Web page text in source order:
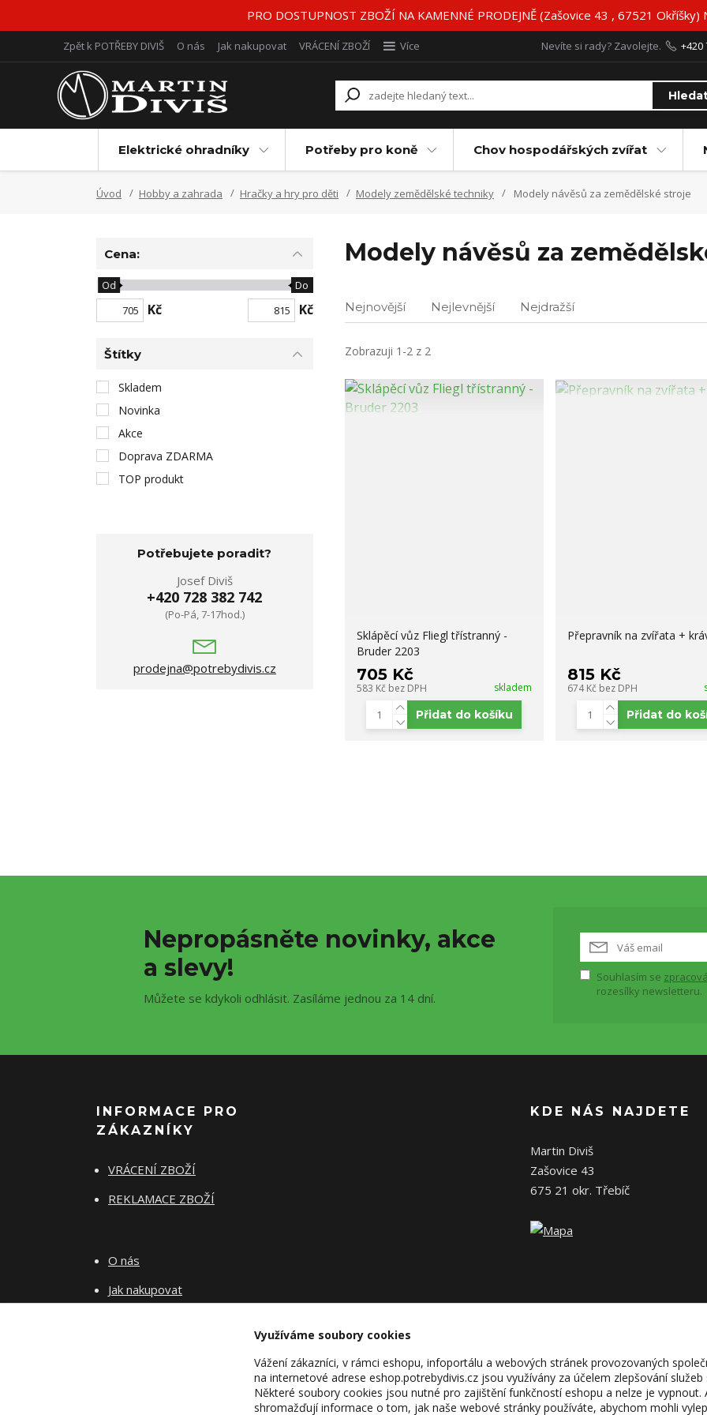
PRO DOSTUPNOST ZBOŽÍ NA KAMENNÉ PRODEJNĚ (Zašovice 43 , 67521 Okříšky)
Zpět k POTŘEBY DIVIŠ O nás Jak nakupovat VRÁCENÍ ZBOŽÍ Více Nevíte si rady? Zavolejte. +420
Elektrické ohradníky Potřeby pro koně Chov hospodářských zvířat
Úvod Hobby a zahrada Hračky a hry pro děti Modely zemědělské techniky Modely návěsů za zemědělské stroje
Modely návěsů za
Nejnovější Nejlevnější Nejdražší
Zobrazuji 1-2 z 2
Sklápěcí vůz Fliegl třístranný -
Bruder 2203
705 Kč
583 Kč bez DPH skladem
Přidat do košíku
Přepravník na zvířata +
815 Kč
674 Kč bez DPH
Přidat do
Cena:
Kč
Od Do
Kč
Štítky
Skladem
Novinka
Akce
Doprava ZDARMA
TOP produkt
Potřebujete poradit?
Josef Diviš
+420 728 382 742
(Po-Pá, 7-17hod.)
prodejna@potrebydivis.cz
Nepropásněte novinky, akce
a slevy!
Můžete se kdykoli odhlásit. Zasíláme jednou za 14 dní.
Souhlasím se
rozesílky newsletteru.
INFORMACE PRO
ZÁKAZNÍKY
VRÁCENÍ ZBOŽÍ
REKLAMACE ZBOŽÍ
O nás
Jak nakupovat
KDE NÁS NAJDETE
Martin Diviš
Zašovice 43
675 21 okr. Třebíč
Využíváme soubory cookies
Vážení zákazníci, v rámci eshopu, infoportálu a webových stránek provozovaných
na internetové adrese eshop.potrebydivis.cz jsou využívány za účelem zlepšování
Některé soubory cookies jsou nutné pro zajištění funkčností eshopu a nelze je vypnout.
shromažďují informace o tom, jak naše webové stránky používáte, abychom mohli